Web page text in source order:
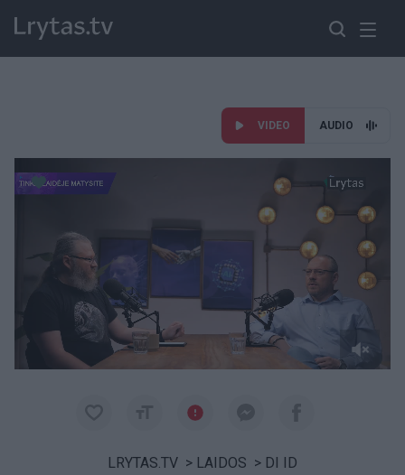
VIDEO AUDIO
Paremkite Ukrainą
LRYTAS.TV > LAIDOS > DI ID